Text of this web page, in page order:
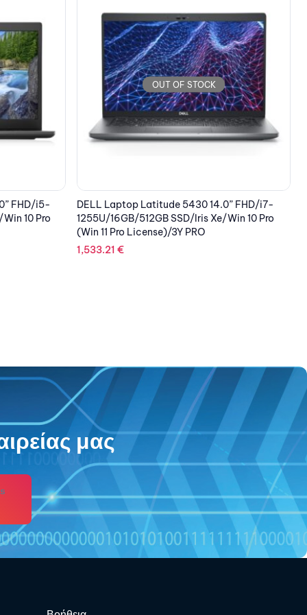
FHD/i7-
10 Pro
OUT OF STOCK
DELL Laptop Latitude 7330 13.3” FHD/i5-
1235U/16GB/512GB SSD/Iris Xe/Win 10 Pro/3Y
ProSupport/Carbon
1,863.47€
μας